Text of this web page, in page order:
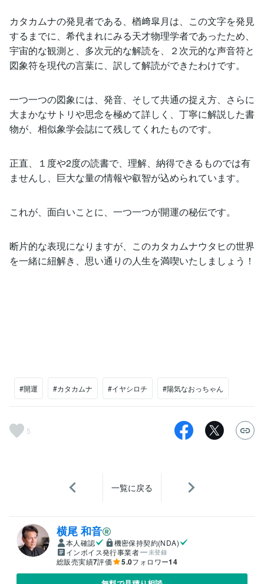
カタカムナの発見者である、楢﨑皐月は、この文字を発見
するまでに、希代まれにみる天才物理学者であったため、
宇宙的な観測と、多次元的な解読を、２次元的な声音符と
図象符を現代の言葉に、訳して解読ができたわけです。
一つ一つの図象には、発音、そして共通の捉え方、さらに
大まかなサトリや思念を極めて詳しく、丁寧に解説した書
物が、相似象学会誌にて残してくれたものです。
正直、１度や2度の読書で、理解、納得できるものでは有
ませんし、巨大な量の情報や叡智が込められています。
これが、面白いことに、一つ一つが開運の秘伝です。
断片的な表現になりますが、このカタカムナウタヒの世界
を一緒に紐解き、思い通りの人生を満喫いたしましょう！
#開運 #カタカムナ #イヤシロチ #陽気なおっちゃん
5
一覧に戻る
横尾 和音
本人確認
機密保持契約(NDA)
インボイス発行事業者
未登録
総販売実績7評価 5.0フォロワー14